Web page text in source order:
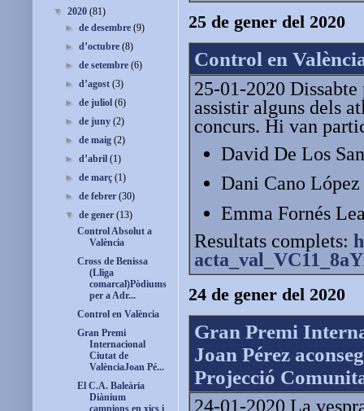
25 de gener del 2020
Control en
25-01-2020
assistir alguns dels
concurs. Hi van
David De Los
Dani Cano
Emma Fornés
Resultats complets:
24 de gener del 2020
Gran Premi
Joan Pérez
Projecció
24-01-2020 La
▼ 2020 (81)
►de desembre(9)
►d’octubre(8)
►de setembre(6)
►d’agost(3)
►de juliol(6)
►de juny(2)
►de maig(2)
►d’abril(1)
►de març(1)
►de febrer(30)
▼de gener(13)
Control Absolut a
València
Cross de Benissa
(Lliga
comarcal)Pòdiums
per a Adr...
Control en València
Gran Premi
Internacional
Ciutat de
ValènciaJoan Pé...
El C.A. Baleària
Diànium